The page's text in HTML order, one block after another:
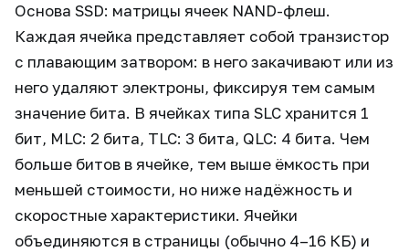
Основа SSD: матрицы ячеек NAND-флеш.
Каждая ячейка представляет собой транзистор
с плавающим затвором: в него закачивают или из
него удаляют электроны, фиксируя тем самым
значение бита. В ячейках типа SLC хранится 1
бит, MLC: 2 бита, TLC: 3 бита, QLC: 4 бита. Чем
больше битов в ячейке, тем выше ёмкость при
меньшей стоимости, но ниже надёжность и
скоростные характеристики. Ячейки
объединяются в страницы (обычно 4–16 КБ) и